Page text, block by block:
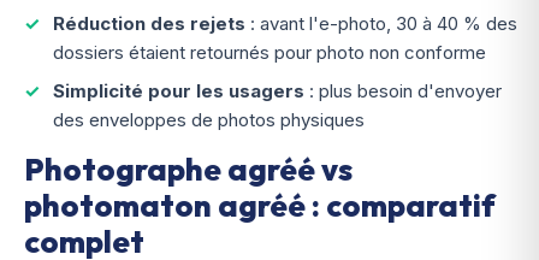
Réduction des rejets : avant l'e-photo, 30 à 40 % des
dossiers étaient retournés pour photo non conforme
Simplicité pour les usagers : plus besoin d'envoyer
des enveloppes de photos physiques
Photographe agréé vs
photomaton agréé : comparatif
complet